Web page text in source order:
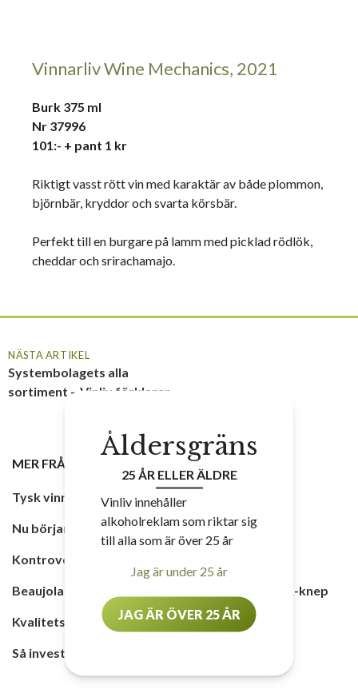
Vinnarliv Wine Mechanics, 2021
Burk 375 ml
Nr 37996
101:- + pant 1 kr
Riktigt vasst rött vin med karaktär av både plommon,
björnbär, kryddor och svarta körsbär.
Perfekt till en burgare på lamm med picklad rödlök,
cheddar och srirachamajo.
NÄSTA ARTIKEL
Systembolagets alla
sortiment – Vinliv förklarar
MER FRÅN
Tysk vinregion går från bulk till kult
Nu börjar glöggsäsongen – på riktigt!
Kontrovers kring viner med nedsatt pris
Beaujolais Nouveau – vinvärldens smartaste PR-knep
Kvalitetsikon med fokus på Malbec
Så investerar du smartast i vin
Åldersgräns
25 ÅR ELLER ÄLDRE
Vinliv innehåller
alkoholreklam som riktar sig
till alla som är över 25 år
Jag är under 25 år
JAG ÄR ÖVER 25 ÅR